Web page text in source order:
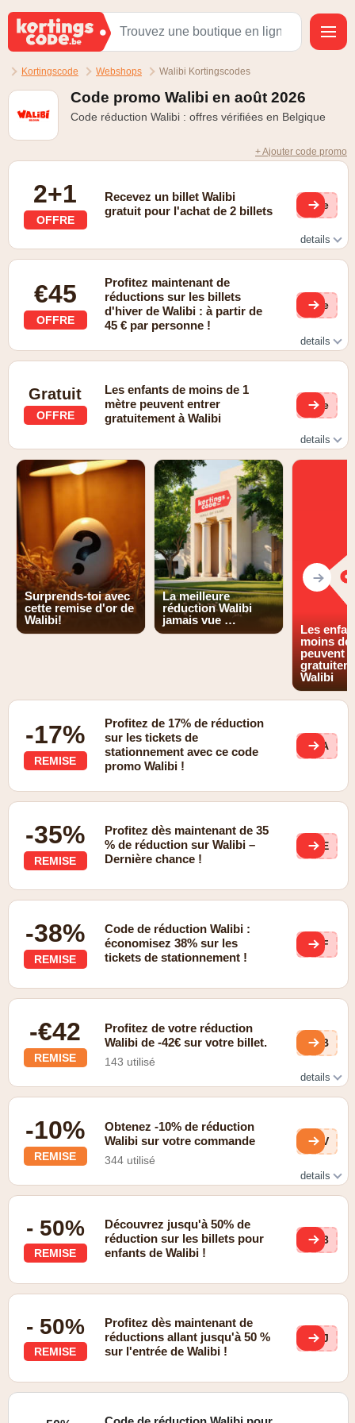
Kortingscode Webshops Walibi Kortingscodes
Code promo Walibi en août 2026
Code réduction Walibi : offres vérifiées en Belgique
+ Ajouter code promo
2+1
OFFRE
Recevez un billet Walibi
gratuit pour l'achat de 2 billets
(ge
details
€45
OFFRE
Profitez maintenant de
réductions sur les billets
d'hiver de Walibi : à partir de
45 € par personne !
(ge
details
Gratuit
OFFRE
Les enfants de moins de 1
mètre peuvent entrer
gratuitement à Walibi
(ge
details
Les enfants de moins d'un mètre peuvent participer
gratuitement.
Surprends-toi avec
cette remise d'or de
Walibi!
La meilleure
réduction Walibi
jamais vue …
Les
moins de
peuvent
Walibi
-17%
REMISE
Profitez de 17% de réduction
sur les tickets de
stationnement avec ce code
promo Walibi !
DEA
-35%
REMISE
Profitez dès maintenant de 35
% de réduction sur Walibi –
Dernière chance !
OPE
-38%
REMISE
Code de réduction Walibi :
économisez 38% sur les
tickets de stationnement !
OFF
-€42
REMISE
Profitez de votre réduction
Walibi de -42€ sur votre billet.
143 utilisé
ZVB
details
-10%
REMISE
Obtenez -10% de réduction
Walibi sur votre commande
344 utilisé
0UV
details
- 50%
REMISE
Découvrez jusqu'à 50% de
réduction sur les billets pour
enfants de Walibi !
EV3
- 50%
REMISE
Profitez dès maintenant de
réductions allant jusqu'à 50 %
sur l'entrée de Walibi !
VUJ